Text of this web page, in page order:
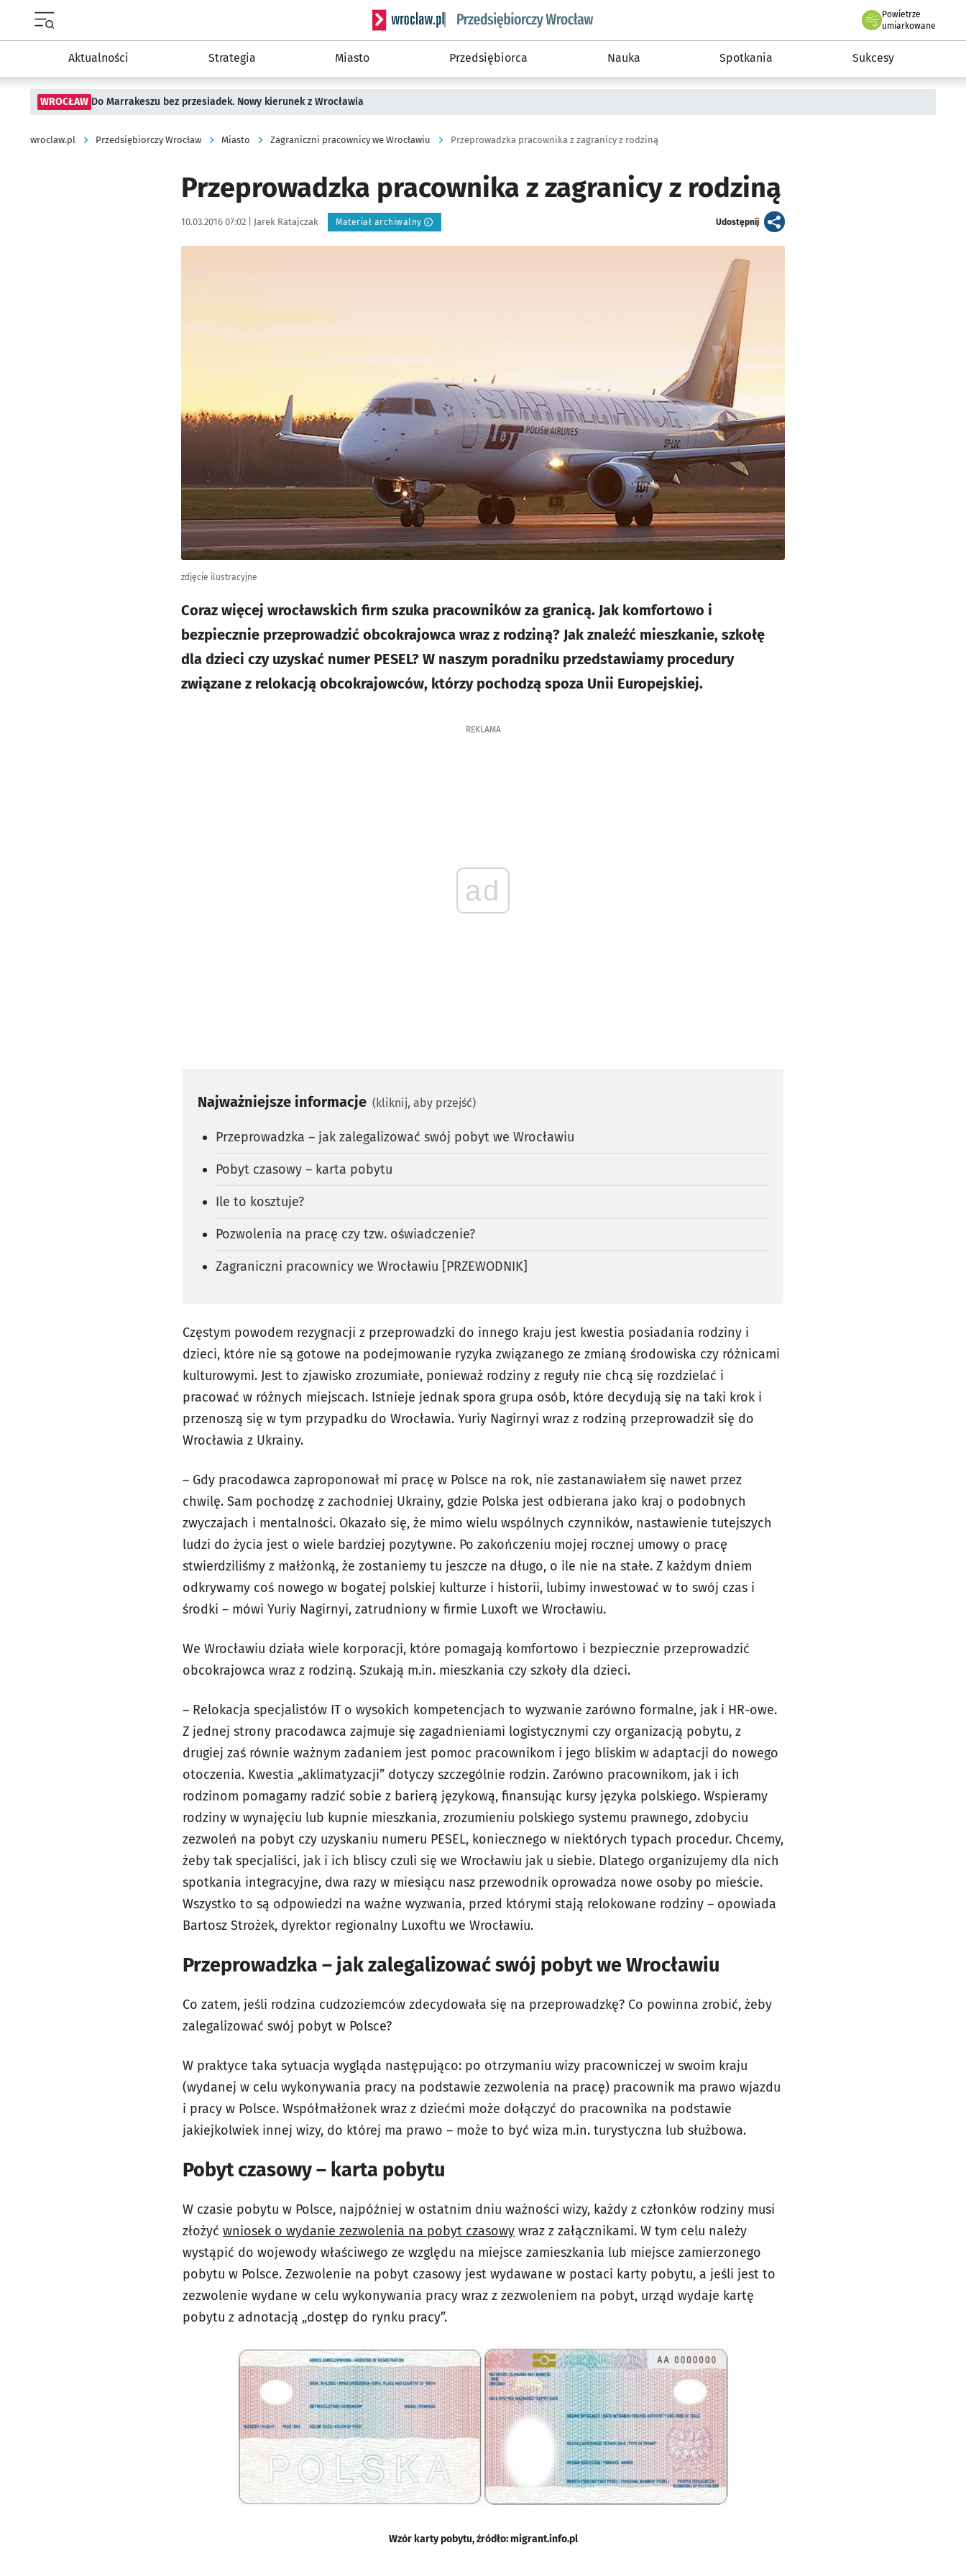
Serwis informacyjny wroclaw.pl podserwis: Strategia rozwoju przedsiębiorczości miasta Wrocławia
Powietrze
we Wrocławiu
umiarkowane
Aktualności Strategia Miasto Przedsiębiorca Nauka Spotkania Sukcesy
WROCŁAW Do Marrakeszu bez przesiadek. Nowy kierunek z Wrocławia
wroclaw.pl Przedsiębiorczy Wrocław Miasto Zagraniczni pracownicy we Wrocławiu Przeprowadzka pracownika z zagranicy z rodziną
Przeprowadzka pracownika z zagranicy z rodziną
Data publikacji:
10.03.2016 07:02 | Autor:
Jarek Ratajczak Materiał archiwalny Udostępnijartykuł
zdjęcie ilustracyjne
Coraz więcej wrocławskich firm szuka pracowników za granicą. Jak komfortowo i
bezpiecznie przeprowadzić obcokrajowca wraz z rodziną? Jak znaleźć mieszkanie, szkołę
dla dzieci czy uzyskać numer PESEL? W naszym poradniku przedstawiamy procedury
związane z relokacją obcokrajowców, którzy pochodzą spoza Unii Europejskiej.
REKLAMA
ad
Najważniejsze informacje (kliknij, aby przejść)
Przeprowadzka – jak zalegalizować swój pobyt we Wrocławiu
Pobyt czasowy – karta pobytu
Ile to kosztuje?
Pozwolenia na pracę czy tzw. oświadczenie?
Zagraniczni pracownicy we Wrocławiu [PRZEWODNIK]
Częstym powodem rezygnacji z przeprowadzki do innego kraju jest kwestia posiadania rodziny i
dzieci, które nie są gotowe na podejmowanie ryzyka związanego ze zmianą środowiska czy różnicami
kulturowymi. Jest to zjawisko zrozumiałe, ponieważ rodziny z reguły nie chcą się rozdzielać i
pracować w różnych miejscach. Istnieje jednak spora grupa osób, które decydują się na taki krok i
przenoszą się w tym przypadku do Wrocławia. Yuriy Nagirnyi wraz z rodziną przeprowadził się do
Wrocławia z Ukrainy.
– Gdy pracodawca zaproponował mi pracę w Polsce na rok, nie zastanawiałem się nawet przez
chwilę. Sam pochodzę z zachodniej Ukrainy, gdzie Polska jest odbierana jako kraj o podobnych
zwyczajach i mentalności. Okazało się, że mimo wielu wspólnych czynników, nastawienie tutejszych
ludzi do życia jest o wiele bardziej pozytywne. Po zakończeniu mojej rocznej umowy o pracę
stwierdziliśmy z małżonką, że zostaniemy tu jeszcze na długo, o ile nie na stałe. Z każdym dniem
odkrywamy coś nowego w bogatej polskiej kulturze i historii, lubimy inwestować w to swój czas i
środki – mówi Yuriy Nagirnyi, zatrudniony w firmie Luxoft we Wrocławiu.
We Wrocławiu działa wiele korporacji, które pomagają komfortowo i bezpiecznie przeprowadzić
obcokrajowca wraz z rodziną. Szukają m.in. mieszkania czy szkoły dla dzieci.
– Relokacja specjalistów IT o wysokich kompetencjach to wyzwanie zarówno formalne, jak i HR-owe.
Z jednej strony pracodawca zajmuje się zagadnieniami logistycznymi czy organizacją pobytu, z
drugiej zaś równie ważnym zadaniem jest pomoc pracownikom i jego bliskim w adaptacji do nowego
otoczenia. Kwestia „aklimatyzacji” dotyczy szczególnie rodzin. Zarówno pracownikom, jak i ich
rodzinom pomagamy radzić sobie z barierą językową, finansując kursy języka polskiego. Wspieramy
rodziny w wynajęciu lub kupnie mieszkania, zrozumieniu polskiego systemu prawnego, zdobyciu
zezwoleń na pobyt czy uzyskaniu numeru PESEL, koniecznego w niektórych typach procedur. Chcemy,
żeby tak specjaliści, jak i ich bliscy czuli się we Wrocławiu jak u siebie. Dlatego organizujemy dla nich
spotkania integracyjne, dwa razy w miesiącu nasz przewodnik oprowadza nowe osoby po mieście.
Wszystko to są odpowiedzi na ważne wyzwania, przed którymi stają relokowane rodziny – opowiada
Bartosz Strożek, dyrektor regionalny Luxoftu we Wrocławiu.
Przeprowadzka – jak zalegalizować swój pobyt we Wrocławiu
Co zatem, jeśli rodzina cudzoziemców zdecydowała się na przeprowadzkę? Co powinna zrobić, żeby
zalegalizować swój pobyt w Polsce?
W praktyce taka sytuacja wygląda następująco: po otrzymaniu wizy pracowniczej w swoim kraju
(wydanej w celu wykonywania pracy na podstawie zezwolenia na pracę) pracownik ma prawo wjazdu
i pracy w Polsce. Współmałżonek wraz z dziećmi może dołączyć do pracownika na podstawie
jakiejkolwiek innej wizy, do której ma prawo – może to być wiza m.in. turystyczna lub służbowa.
Pobyt czasowy – karta pobytu
W czasie pobytu w Polsce, najpóźniej w ostatnim dniu ważności wizy, każdy z członków rodziny musi
złożyć wniosek o wydanie zezwolenia na pobyt czasowy wraz z załącznikami. W tym celu należy
wystąpić do wojewody właściwego ze względu na miejsce zamieszkania lub miejsce zamierzonego
pobytu w Polsce. Zezwolenie na pobyt czasowy jest wydawane w postaci karty pobytu, a jeśli jest to
zezwolenie wydane w celu wykonywania pracy wraz z zezwoleniem na pobyt, urząd wydaje kartę
pobytu z adnotacją „dostęp do rynku pracy”.
Wzór karty pobytu, źródło: migrant.info.pl